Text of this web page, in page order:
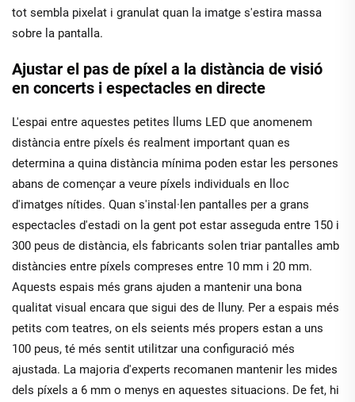
tot sembla pixelat i granulat quan la imatge s'estira massa
sobre la pantalla.
Ajustar el pas de píxel a la distància de visió
en concerts i espectacles en directe
L'espai entre aquestes petites llums LED que anomenem
distància entre píxels és realment important quan es
determina a quina distància mínima poden estar les persones
abans de començar a veure píxels individuals en lloc
d'imatges nítides. Quan s'instal·len pantalles per a grans
espectacles d'estadi on la gent pot estar asseguda entre 150 i
300 peus de distància, els fabricants solen triar pantalles amb
distàncies entre píxels compreses entre 10 mm i 20 mm.
Aquests espais més grans ajuden a mantenir una bona
qualitat visual encara que sigui des de lluny. Per a espais més
petits com teatres, on els seients més propers estan a uns
100 peus, té més sentit utilitzar una configuració més
ajustada. La majoria d'experts recomanen mantenir les mides
dels píxels a 6 mm o menys en aquestes situacions. De fet, hi